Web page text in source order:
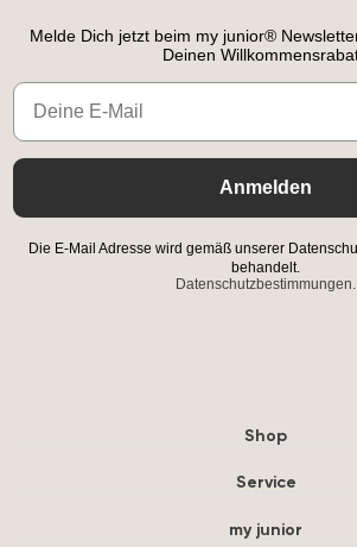
Melde Dich jetzt beim my junior®
Deinen
Email
Anmelden
Die E-Mail Adresse wird gemäß unserer
behandelt.
Datenschutzbestimmungen.
Shop
Service
my junior